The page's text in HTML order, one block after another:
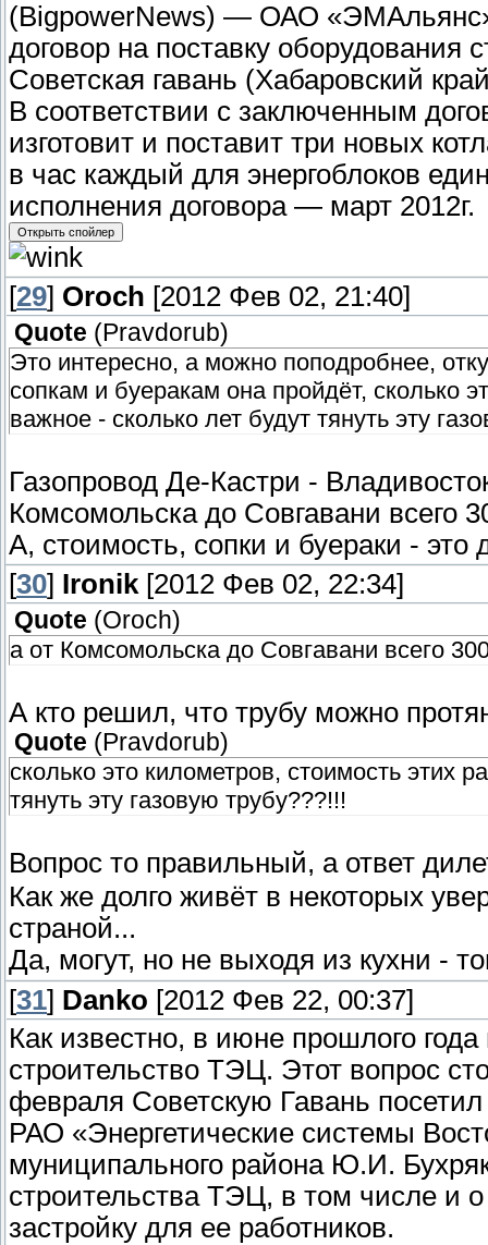
(BigpowerNews) — ОАО
договор на поставку
Советская гавань (Хабаровский
В соответствии с заключенным
изготовит и поставит три новых
в час каждый для энергоблоков
исполнения договора — март 2012г.
[29] Oroch [2012 Фев 02, 21:40]
Quote ( Pravdorub)
Это интересно, а можно поподробнее,
сопкам и буеракам она пройдёт, сколько
важное - сколько лет будут тянуть эту
Газопровод Де-Кастри -
Комсомольска до Совгавани всего
А, стоимость, сопки и буераки -
[30] Ironik [2012 Фев 02, 22:34]
Quote (Oroch)
а от Комсомольска до Совгавани всего
А кто решил, что трубу можно
Quote ( Pravdorub)
сколько это километров, стоимость этих
тянуть эту газовую трубу???!!!
Вопрос то правильный, а ответ
Как же долго живёт в некоторых
страной...
Да, могут, но не выходя из кухни -
[31] Danko [2012 Фев 22, 00:37]
Как известно, в июне прошлого
строительство ТЭЦ. Этот вопрос
февраля Советскую Гавань
РАО «Энергетические системы
муниципального района Ю.И.
строительства ТЭЦ, в том числе и
застройку для ее работников.